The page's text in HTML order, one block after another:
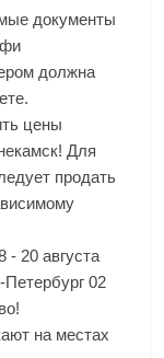
документы
должна
цены
Для
продать
- 20 августа
Петербург 02
на местах